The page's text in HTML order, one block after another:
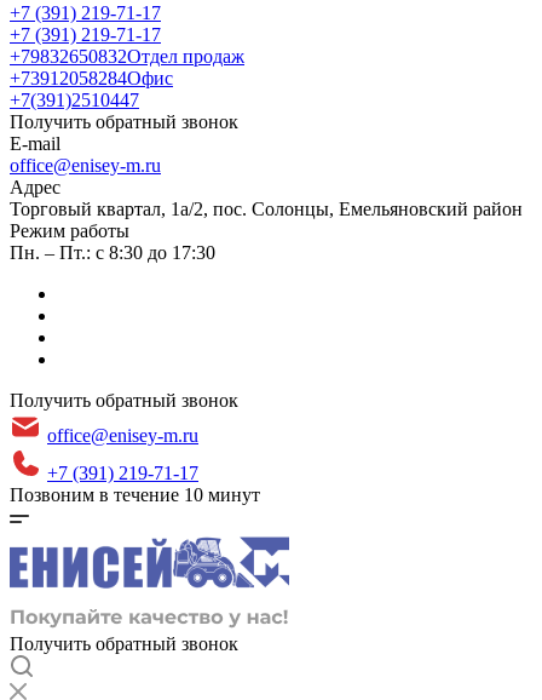
+7 (391) 219-71-17
+7 (391) 219-71-17
+79832650832Отдел продаж
+73912058284Офис
+7(391)2510447
Получить обратный звонок
E-mail
office@enisey-m.ru
Адрес
​Торговый квартал, 1а/2, пос. Солонцы, Емельяновский район
Режим работы
Пн. – Пт.: с 8:30 до 17:30
Получить обратный звонок
office@enisey-m.ru
+7 (391) 219-71-17
Позвоним в течение 10 минут
Получить обратный звонок